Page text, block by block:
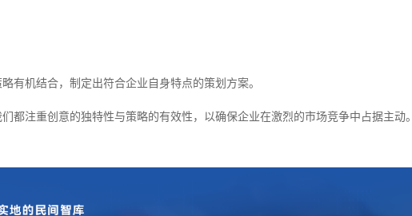
有机结合，制定出符合企业自身特点的策划方案。
都注重创意的独特性与策略的有效性，以确保企业在激烈的市场竞争中占据主动。